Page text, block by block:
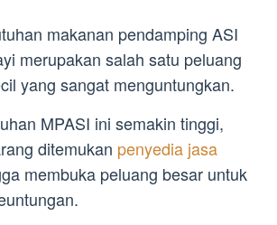
makanan pendamping ASI
merupakan salah satu peluang
yang sangat menguntungkan.
MPASI ini semakin tinggi,
ditemukan penyedia jasa
membuka peluang besar untuk